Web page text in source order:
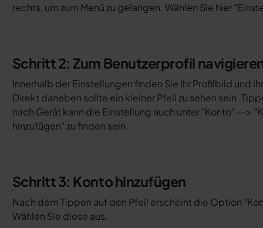
rechts, um zum Menü zu gelangen. Wählen Sie hier
Schritt 2: Zum Benutzerprofil
Innerhalb der Einstellungen finden Sie Ihr Profilbild und
Direkt daneben sollte ein kleiner Pfeil zu sehen sein.
nach Gerät kann die Einstellung auch unter "Konto" -->
hinzufügen" zu finden sein.
Schritt 3: Konto hinzufügen
Nach dem Tippen auf den Pfeil erscheint die Option
Wählen Sie diese aus.